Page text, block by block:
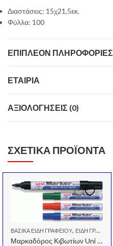
Διαστάσεις: 15χ21,5εκ.
Φύλλα: 100
ΕΠΙΠΛΈΟΝ ΠΛΗΡΟΦΟΡΊΕΣ
ΕΤΑΙΡΊΑ
ΑΞΙΟΛΟΓΉΣΕΙΣ (0)
ΣΧΕΤΙΚΆ ΠΡΟΪΌΝΤΑ
ΒΑΣΙΚΆ ΕΊΔΗ ΓΡΑΦΕΊΟΥ, ΕΊΔΗ ΓΡΑΦΕΊΟΥ
Μαρκαδόρος Κιβωτίων Uni Ball N520F Μάυρο